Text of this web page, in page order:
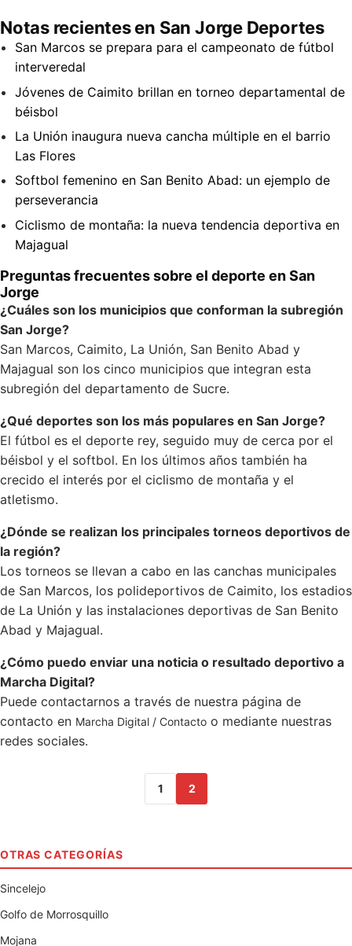
Notas recientes en San Jorge Deportes
San Marcos se prepara para el campeonato de fútbol
interveredal
Jóvenes de Caimito brillan en torneo departamental de
béisbol
La Unión inaugura nueva cancha múltiple en el barrio
Las Flores
Softbol femenino en San Benito Abad: un ejemplo de
perseverancia
Ciclismo de montaña: la nueva tendencia deportiva en
Majagual
Preguntas frecuentes sobre el deporte en San
Jorge
¿Cuáles son los municipios que conforman la subregión
San Jorge?
San Marcos, Caimito, La Unión, San Benito Abad y
Majagual son los cinco municipios que integran esta
subregión del departamento de Sucre.
¿Qué deportes son los más populares en San Jorge?
El fútbol es el deporte rey, seguido muy de cerca por el
béisbol y el softbol. En los últimos años también ha
crecido el interés por el ciclismo de montaña y el
atletismo.
¿Dónde se realizan los principales torneos deportivos de
la región?
Los torneos se llevan a cabo en las canchas municipales
de San Marcos, los polideportivos de Caimito, los estadios
de La Unión y las instalaciones deportivas de San Benito
Abad y Majagual.
¿Cómo puedo enviar una noticia o resultado deportivo a
Marcha Digital?
Puede contactarnos a través de nuestra página de
contacto en Marcha Digital / Contacto o mediante nuestras
redes sociales.
1 2
OTRAS CATEGORÍAS
Sincelejo
Golfo de Morrosquillo
Mojana